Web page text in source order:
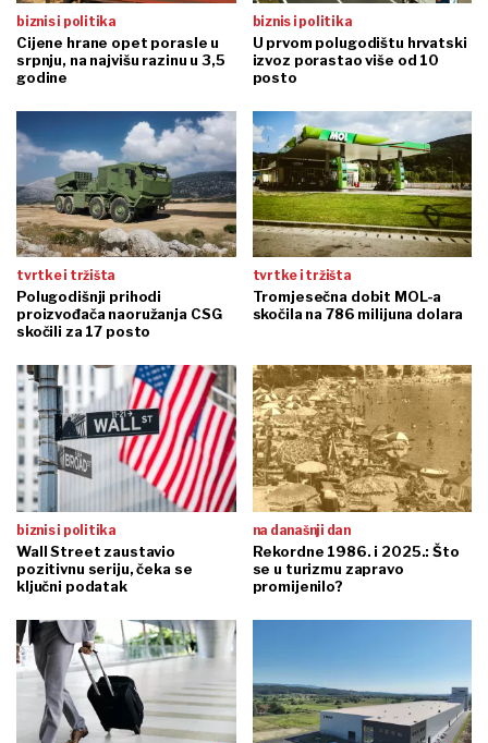
biznis i politika
Cijene hrane opet porasle u
srpnju, na najvišu razinu u 3,5
godine
biznis i politika
U prvom polugodištu hrvatski
izvoz porastao više od 10
posto
tvrtke i tržišta
Polugodišnji prihodi
proizvođača naoružanja CSG
skočili za 17 posto
tvrtke i tržišta
Tromjesečna dobit MOL-a
skočila na 786 milijuna dolara
biznis i politika
Wall Street zaustavio
pozitivnu seriju, čeka se
ključni podatak
na današnji dan
Rekordne 1986. i 2025.: Što
se u turizmu zapravo
promijenilo?